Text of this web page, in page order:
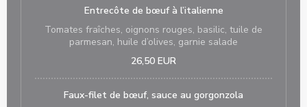
Entrecôte de bœuf à l’italienne
Tomates fraîches, oignons rouges, basilic, tuile de
parmesan, huile d’olives, garnie salade
26,50 EUR
Faux-filet de bœuf, sauce au gorgonzola